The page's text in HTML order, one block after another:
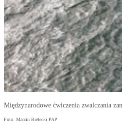
Międzynarodowe ćwiczenia zwalczania
Foto: Marcin Bielecki PAP